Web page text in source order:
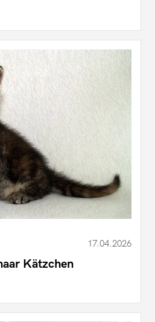
17.04.2026
Kätzchen